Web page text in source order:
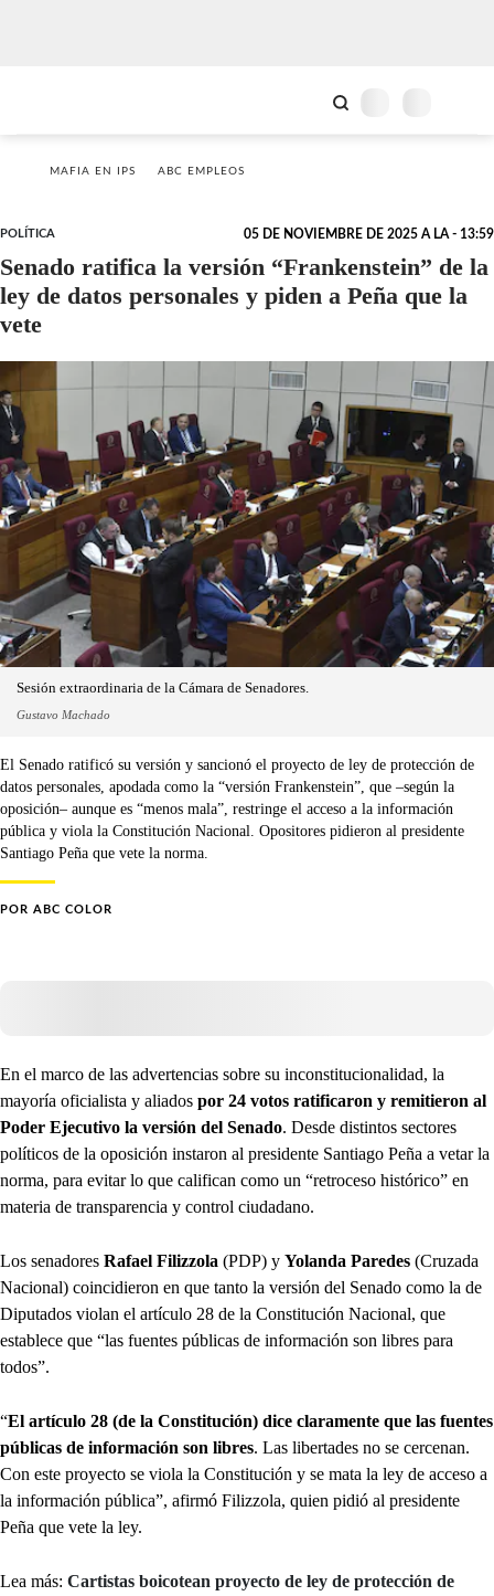
MAFIA EN IPS ABC EMPLEOS
POLÍTICA 05 DE NOVIEMBRE DE 2025 A LA - 13:59
Senado ratifica la versión “Frankenstein” de la
ley de datos personales y piden a Peña que la
vete
Sesión extraordinaria de la Cámara de Senadores.
Gustavo Machado
El Senado ratificó su versión y sancionó el proyecto de ley de protección de
datos personales, apodada como la “versión Frankenstein”, que –según la
oposición– aunque es “menos mala”, restringe el acceso a la información
pública y viola la Constitución Nacional. Opositores pidieron al presidente
Santiago Peña que vete la norma.
POR ABC COLOR
En el marco de las advertencias sobre su inconstitucionalidad, la
mayoría oficialista y aliados por 24 votos ratificaron y remitieron al
Poder Ejecutivo la versión del Senado. Desde distintos sectores
políticos de la oposición instaron al presidente Santiago Peña a vetar la
norma, para evitar lo que califican como un “retroceso histórico” en
materia de transparencia y control ciudadano.
Los senadores Rafael Filizzola (PDP) y Yolanda Paredes (Cruzada
Nacional) coincidieron en que tanto la versión del Senado como la de
Diputados violan el artículo 28 de la Constitución Nacional, que
establece que “las fuentes públicas de información son libres para
todos”.
“El artículo 28 (de la Constitución) dice claramente que las fuentes
públicas de información son libres. Las libertades no se cercenan.
Con este proyecto se viola la Constitución y se mata la ley de acceso a
la información pública”, afirmó Filizzola, quien pidió al presidente
Peña que vete la ley.
Lea más: Cartistas boicotean proyecto de ley de protección de